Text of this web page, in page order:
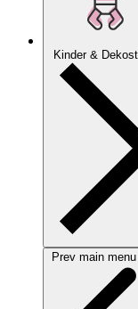
Kinder &
Prev main menu